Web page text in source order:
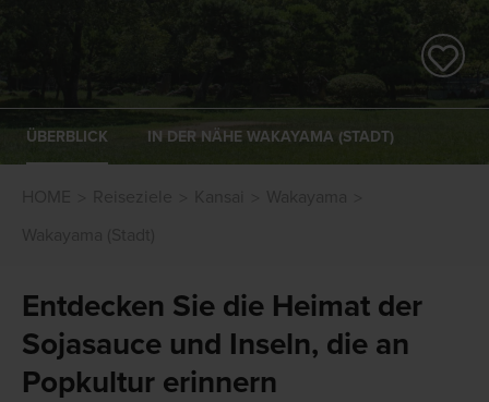
ÜBERBLICK IN DER NÄHE WAKAYAMA (STADT)
Entdecken Sie die Heimat der
Sojasauce und Inseln, die an
Popkultur erinnern